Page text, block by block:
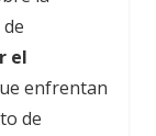
el
enfrentan
de